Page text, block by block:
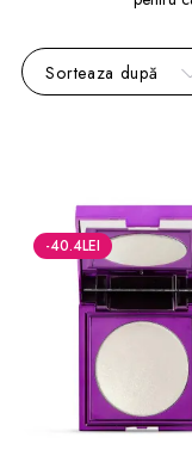
Sorteaza după
-40.4LEI